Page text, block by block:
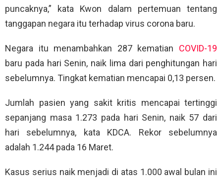
puncaknya,” kata Kwon dalam pertemuan tentang
tanggapan negara itu terhadap virus corona baru.
Negara itu menambahkan 287 kematian COVID-19
baru pada hari Senin, naik lima dari penghitungan hari
sebelumnya. Tingkat kematian mencapai 0,13 persen.
Jumlah pasien yang sakit kritis mencapai tertinggi
sepanjang masa 1.273 pada hari Senin, naik 57 dari
hari sebelumnya, kata KDCA. Rekor sebelumnya
adalah 1.244 pada 16 Maret.
Kasus serius naik menjadi di atas 1.000 awal bulan ini